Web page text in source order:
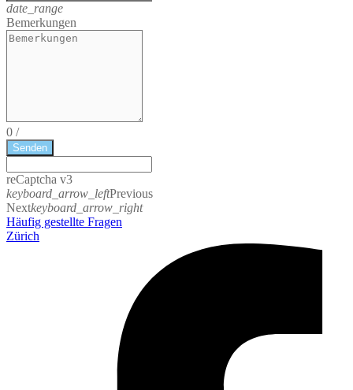
date_range
Bemerkungen
0 /
Senden
reCaptcha v3
keyboard_arrow_leftPrevious
Nextkeyboard_arrow_right
Häufig gestellte Fragen
Zürich